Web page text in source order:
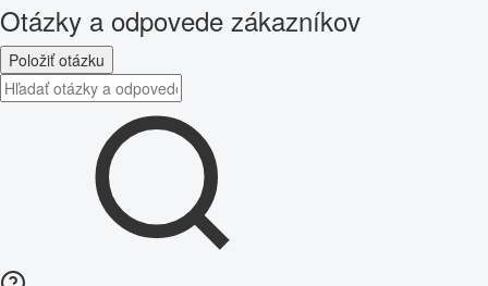
Otázky a odpovede zákazníkov
Položiť otázku